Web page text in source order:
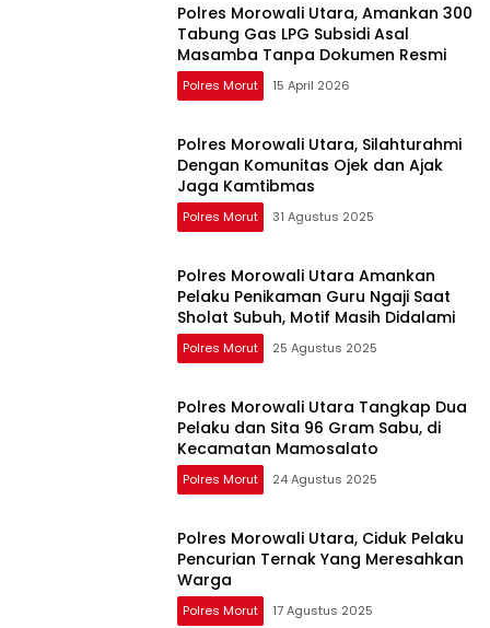
Polres Morowali Utara, Amankan 300
Tabung Gas LPG Subsidi Asal
Masamba Tanpa Dokumen Resmi
Polres Morut 15 April 2026
Polres Morowali Utara, Silahturahmi
Dengan Komunitas Ojek dan Ajak
Jaga Kamtibmas
Polres Morut 31 Agustus 2025
Polres Morowali Utara Amankan
Pelaku Penikaman Guru Ngaji Saat
Sholat Subuh, Motif Masih Didalami
Polres Morut 25 Agustus 2025
Polres Morowali Utara Tangkap Dua
Pelaku dan Sita 96 Gram Sabu, di
Kecamatan Mamosalato
Polres Morut 24 Agustus 2025
Polres Morowali Utara, Ciduk Pelaku
Pencurian Ternak Yang Meresahkan
Warga
Polres Morut 17 Agustus 2025